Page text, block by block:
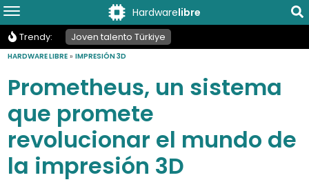
Hardwarelibre
Trendy: Joven talento Türkiye
HARDWARE LIBRE »IMPRESIÓN 3D
Prometheus, un sistema
que promete
revolucionar el mundo de
la impresión 3D